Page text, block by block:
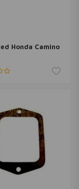
Honda Camino